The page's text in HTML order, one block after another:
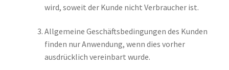
wird, soweit der Kunde nicht Verbraucher ist.
Allgemeine Geschäftsbedingungen des Kunden
finden nur Anwendung, wenn dies vorher
ausdrücklich vereinbart wurde.